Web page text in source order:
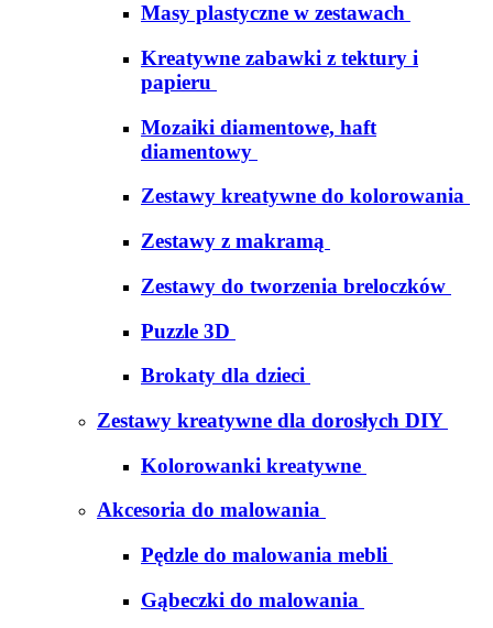
Masy plastyczne w zestawach
Kreatywne zabawki z tektury i
papieru
Mozaiki diamentowe, haft
diamentowy
Zestawy kreatywne do kolorowania
Zestawy z makramą
Zestawy do tworzenia breloczków
Puzzle 3D
Brokaty dla dzieci
Zestawy kreatywne dla dorosłych DIY
Kolorowanki kreatywne
Akcesoria do malowania
Pędzle do malowania mebli
Gąbeczki do malowania